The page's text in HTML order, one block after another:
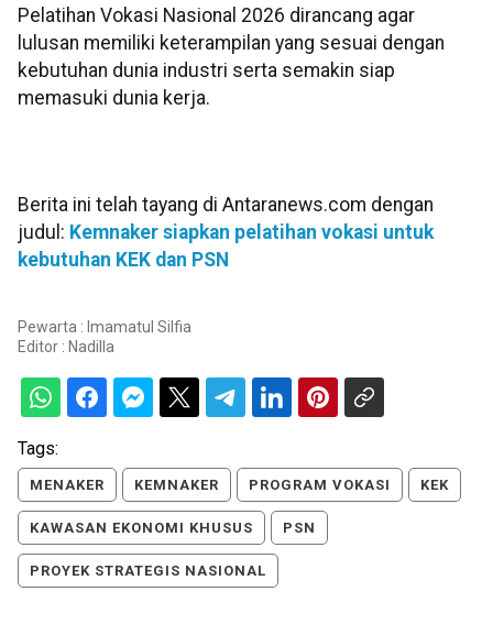
Pelatihan Vokasi Nasional 2026 dirancang agar
lulusan memiliki keterampilan yang sesuai dengan
kebutuhan dunia industri serta semakin siap
memasuki dunia kerja.
Berita ini telah tayang di Antaranews.com dengan
judul: Kemnaker siapkan pelatihan vokasi untuk
kebutuhan KEK dan PSN
Pewarta : Imamatul Silfia
Editor : Nadilla
Tags:
MENAKER KEMNAKER PROGRAM VOKASI KEK
KAWASAN EKONOMI KHUSUS PSN
PROYEK STRATEGIS NASIONAL